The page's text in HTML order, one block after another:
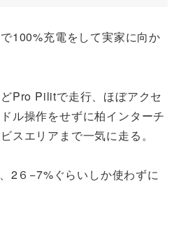
100%充電をして実家に向か
Pro Pilitで走行、ほぼアクセ
ル操作をせずに柏インターチ
スエリアまで一気に走る。
2６−7%ぐらいしか使わずに